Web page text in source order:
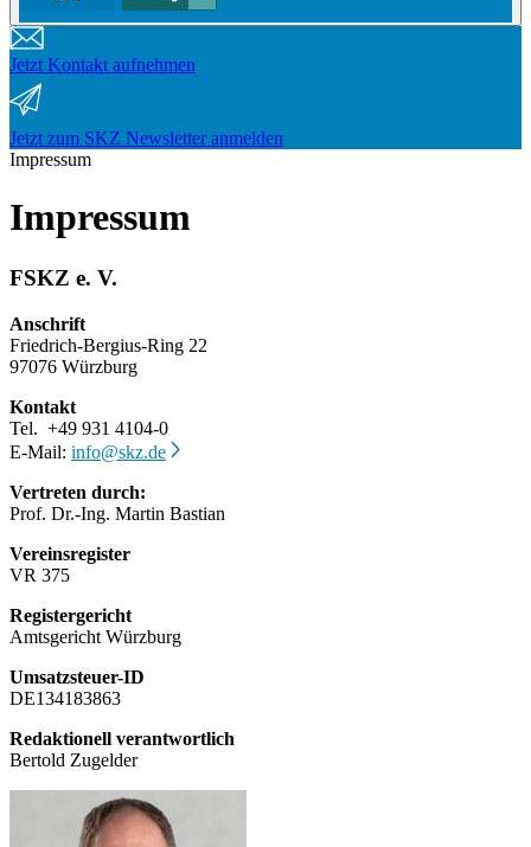
Jetzt Kontakt aufnehmen
Jetzt zum SKZ Newsletter anmelden
Impressum
Impressum
FSKZ e. V.
Anschrift
Friedrich-Bergius-Ring 22
97076 Würzburg
Kontakt
Tel. +49 931 4104-0
E-Mail: info@skz.de
Vertreten durch:
Prof. Dr.-Ing. Martin Bastian
Vereinsregister
VR 375
Registergericht
Amtsgericht Würzburg
Umsatzsteuer-ID
DE134183863
Redaktionell verantwortlich
Bertold Zugelder